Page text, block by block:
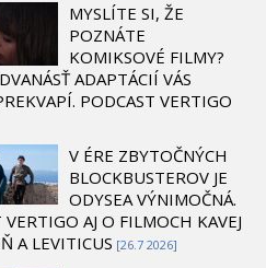
MYSLÍTE SI, ŽE
POZNÁTE
KOMIKSOVÉ FILMY?
ADAPTÁCIÍ VÁS
PODCAST VERTIGO
V ÉRE ZBYTOČNÝCH
BLOCKBUSTEROV JE
ODYSEA VÝNIMOČNÁ.
VERTIGO AJ O FILMOCH KAVEJ
A LEVITICUS [26.7 2026]